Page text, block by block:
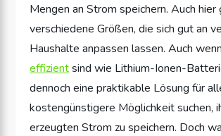
Mengen an Strom speichern. Auch hier
verschiedene Größen, die sich gut an
Haushalte anpassen lassen. Auch
effizientsind wie Lithium-Ionen-
dennoch eine praktikable Lösung für
kostengünstigere Möglichkeit suchen,
erzeugten Strom zu speichern. Doch